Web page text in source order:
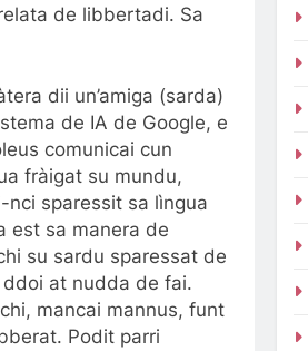
de libbertadi. Sa
dii un’amiga (sarda)
de IA de Google, e
comunicai cun
fràigat su mundu,
sparessit sa lìngua
est sa manera de
su sardu sparessat de
at nudda de fai.
mancai mannus, funt
Podit parri